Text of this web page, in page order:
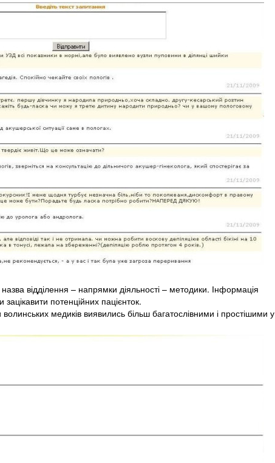
відділення – напрямки діяльності – методики. Інформація
потенційних пацієнток.
медиків виявились більш багатослівними і простішими у